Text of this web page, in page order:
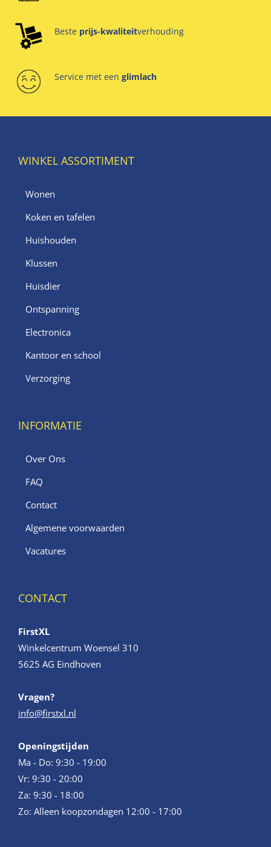
Beste prijs-kwaliteitverhouding
Service met een glimlach
WINKEL ASSORTIMENT
Wonen
Koken en tafelen
Huishouden
Klussen
Huisdier
Ontspanning
Electronica
Kantoor en school
Verzorging
INFORMATIE
Over Ons
FAQ
Contact
Algemene voorwaarden
Vacatures
CONTACT
FirstXL
Winkelcentrum Woensel 310
5625 AG Eindhoven
Vragen?
info@firstxl.nl
Openingstijden
Ma - Do: 9:30 - 19:00
Vr: 9:30 - 20:00
Za: 9:30 - 18:00
Zo: Alleen koopzondagen 12:00 - 17:00